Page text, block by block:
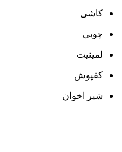
کاشی
چوبی
لمینیت
کفپوش
شیر اخوان